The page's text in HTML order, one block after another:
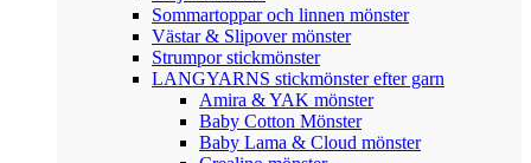
Sommartoppar och linnen mönster
Västar & Slipover mönster
Strumpor stickmönster
LANGYARNS stickmönster efter garn
Amira & YAK mönster
Baby Cotton Mönster
Baby Lama & Cloud mönster